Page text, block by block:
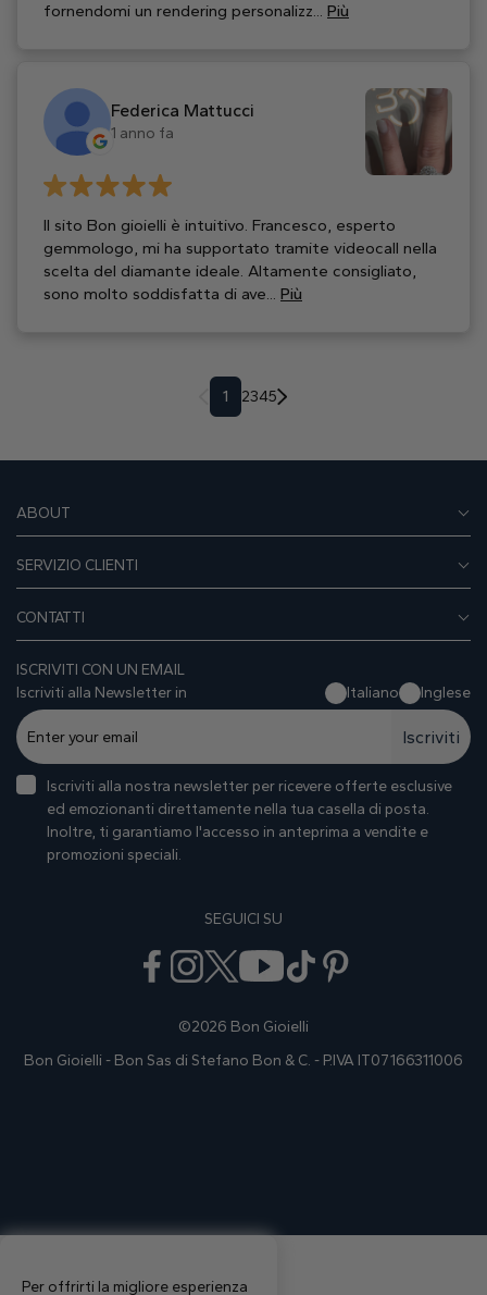
fornendomi un rendering personalizz... Più
Federica Mattucci
1 anno fa
Il sito Bon gioielli è intuitivo. Francesco, esperto
gemmologo, mi ha supportato tramite videocall nella
scelta del diamante ideale. Altamente consigliato,
sono molto soddisfatta di ave... Più
1 2345
ABOUT
SERVIZIO CLIENTI
CONTATTI
ISCRIVITI CON UN EMAIL
Iscriviti alla Newsletter in
Italiano Inglese
Iscriviti
Iscriviti alla nostra newsletter per ricevere offerte esclusive
ed emozionanti direttamente nella tua casella di posta.
Inoltre, ti garantiamo I'accesso in anteprima a vendite e
promozioni speciali.
SEGUICI SU
©2026 Bon Gioielli
Bon Gioielli - Bon Sas di Stefano Bon & C. - P.IVA IT07166311006
Per offrirti la migliore esperienza